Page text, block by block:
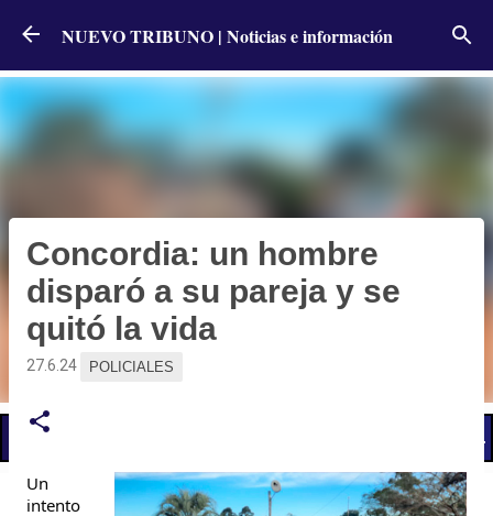
Ir al contenido principal
NUEVO TRIBUNO | Noticias e información
📢 LO ÚLTIMO
Concordia: un hombre
disparó a su pareja y se
quitó la vida
27.6.24 POLICIALES
Un
intento